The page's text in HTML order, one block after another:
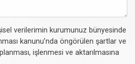
verilerimin kurumunuz bünyesinde
kanunu’nda öngörülen şartlar ve
işlenmesi ve aktarılmasına